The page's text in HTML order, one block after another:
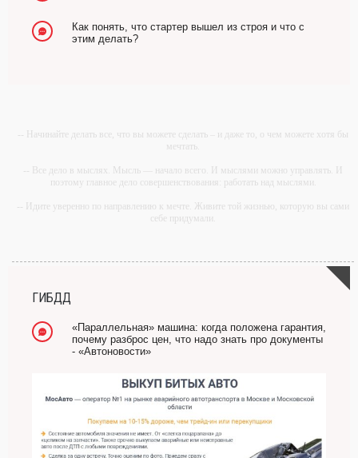
Как понять, что стартер вышел из строя и что с
этим делать?
-- Начинайте делать все, что вы можете сделать – и даже то, о чем можете хотя бы
мечтать.
-- Все дело в мыслях. Мысль — начало всего. И мыслями можно управлять. И
поэтому главное дело совершенствования: работать над мыслями.
-- Идите уверенно по направлению к мечте. Живите той жизнью, которую вы сами
себе придумали.
-- Лучшее, что можно сделать с хорошим советом, это пропустить его мимо ушей.
Он никогда не бывает полезен никому, кроме того, кто его дал.
ГИБДД
«Параллельная» машина: когда положена гарантия,
почему разброс цен, что надо знать про документы
- «Автоновости»